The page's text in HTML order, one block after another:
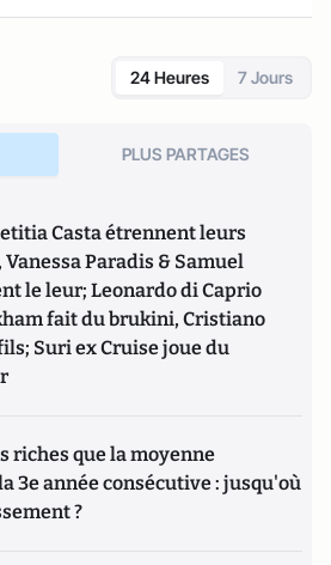
24 Heures 7 Jours
PLUS PARTAGES
Casta étrennent leurs
Paradis & Samuel
le leur; Leonardo di Caprio
fait du brukini, Cristiano
Suri ex Cruise joue du
riches que la moyenne
3e année consécutive : jusqu'où
?